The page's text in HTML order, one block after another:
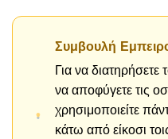
Συμβουλή
Για να
να αποφύγετε τις
χρησιμοποιείτε
κάτω από είκοσι